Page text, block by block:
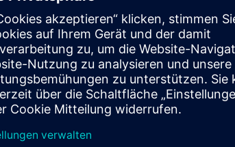
accionamientos, como preparación para la
equipos de automatización SIMATIC y SINAMICS,
configuraciones existentes, con un nivel equivalente
& PROFINET [TIAWCCM+PN] y SINAMICS G120